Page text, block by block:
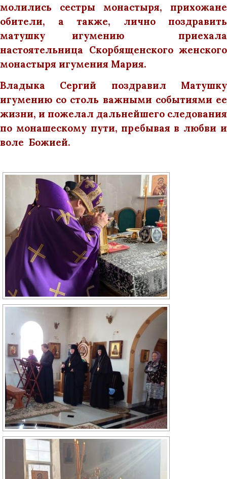
молились сестры монастыря, прихожане
обители, а также, лично поздравить
матушку игумению приехала
настоятельница Скорбященского женского
монастыря игумения Мария.
Владыка Сергий поздравил Матушку
игумению со столь важными событиями ее
жизни, и пожелал дальнейшего следования
по монашескому пути, пребывая в любви и
воле Божией.